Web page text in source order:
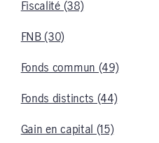
Fiscalité (38)
FNB (30)
Fonds commun (49)
Fonds distincts (44)
Gain en capital (15)